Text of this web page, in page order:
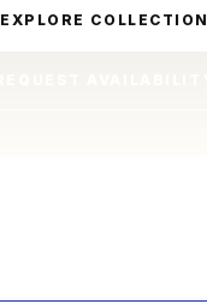
EXPLORE COLLECTION